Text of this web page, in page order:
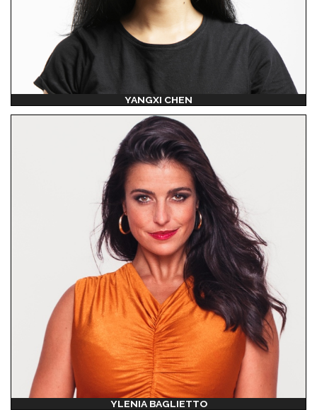
YANGXI CHEN
YLENIA BAGLIETTO